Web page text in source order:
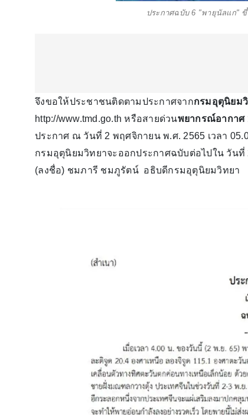
ประกาศฉบับ 6 "พายุนัลแก"
จึงขอให้ประชาชนติดตามประกาศจากกรมอุตุนิยม
http://www.tmd.go.th หรือสายด่วนพยากรณ์อากาศ
ประกาศ ณ วันที่ 2 พฤศจิกายน พ.ศ. 2565 เวลา
กรมอุตุนิยมวิทยาจะออกประกาศฉบับต่อไปใน วันที่
(ลงชื่อ) ชมภารี ชมภูรัตน์ อธิบดีกรมอุตุนิยมวิทยา